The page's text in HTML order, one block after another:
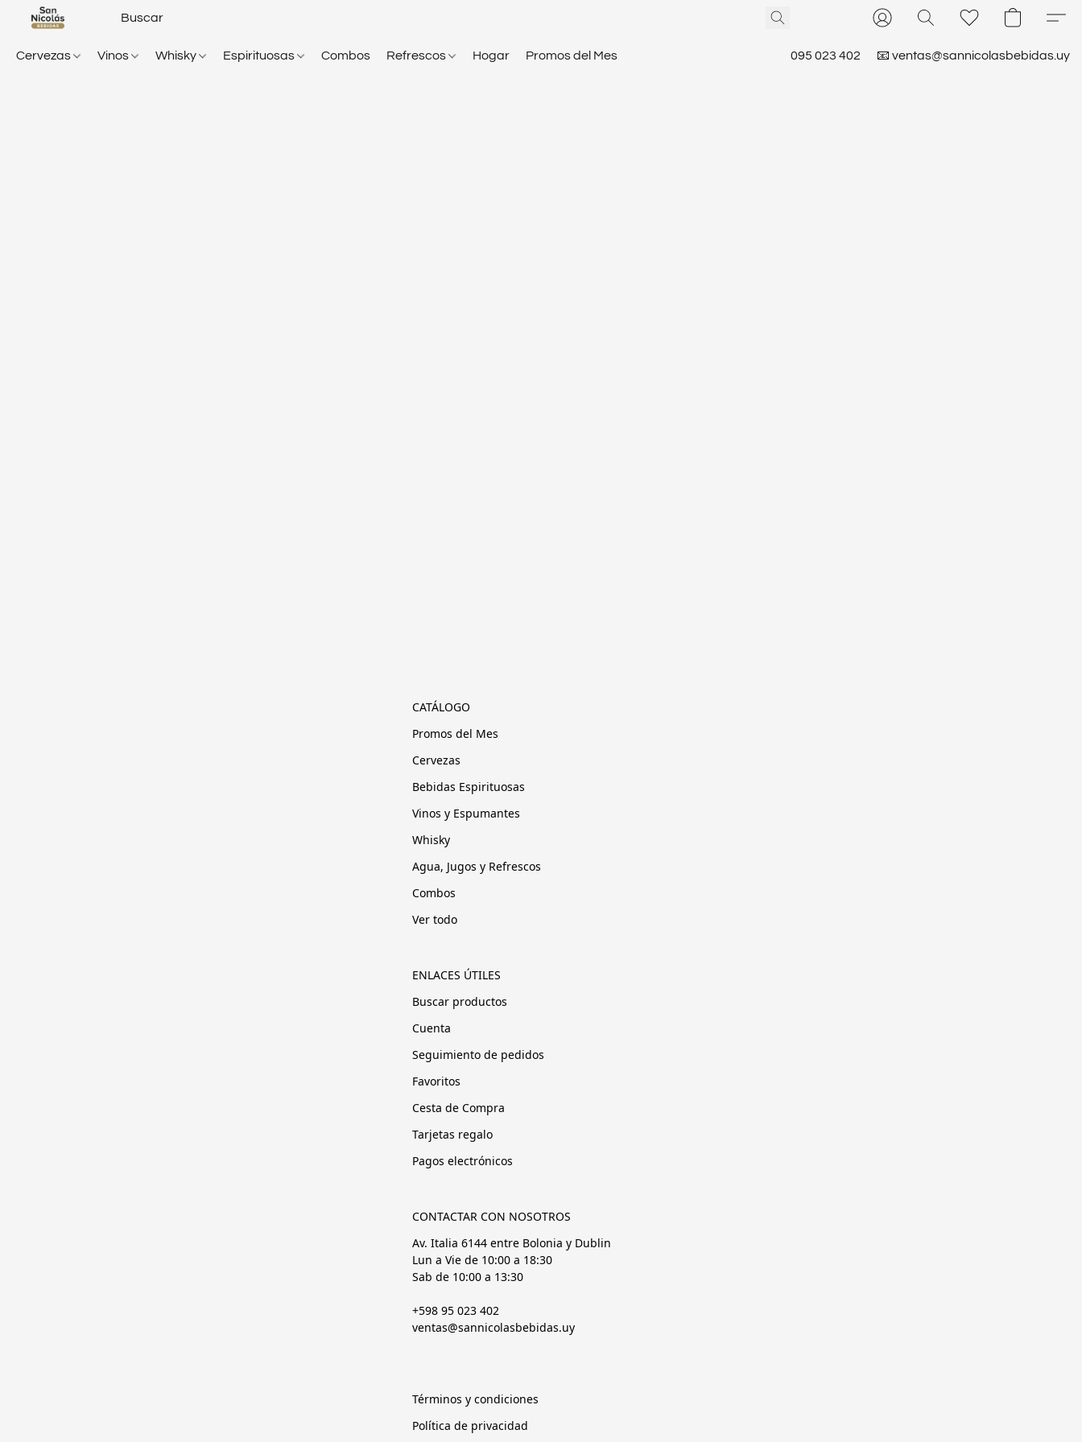
Cervezas Vinos Whisky Espirituosas Combos Refrescos Hogar Promos del Mes 095 023 402 📧 ventas@sannicolasbebidas.uy
CATÁLOGO
Promos del Mes
Cervezas
Bebidas Espirituosas
Vinos y Espumantes
Whisky
Agua, Jugos y Refrescos
Combos
Ver todo
ENLACES ÚTILES
Buscar productos
Cuenta
Seguimiento de pedidos
Favoritos
Cesta de Compra
Tarjetas regalo
Pagos electrónicos
CONTACTAR CON NOSOTROS
Av. Italia 6144 entre Bolonia y Dublin
Lun a Vie de 10:00 a 18:30
Sab de 10:00 a 13:30
+598 95 023 402
ventas@sannicolasbebidas.uy
Términos y condiciones
Política de privacidad